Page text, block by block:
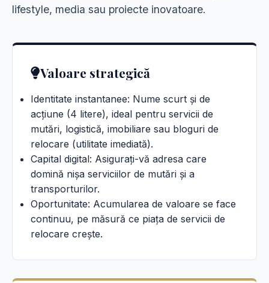
lifestyle, media sau proiecte inovatoare.
Valoare strategică
Identitate instantanee: Nume scurt și de
acțiune (4 litere), ideal pentru servicii de
mutări, logistică, imobiliare sau bloguri de
relocare (utilitate imediată).
Capital digital: Asigurați-vă adresa care
domină nișa serviciilor de mutări și a
transporturilor.
Oportunitate: Acumularea de valoare se face
continuu, pe măsură ce piața de servicii de
relocare crește.